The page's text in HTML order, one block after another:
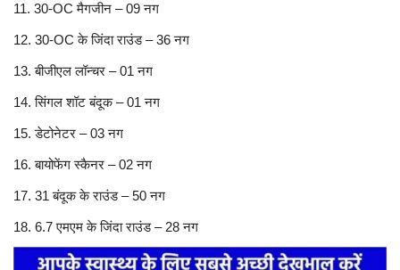
11. 30-OC मैगजीन – 09 नग
12. 30-OC के जिंदा राउंड – 36 नग
13. बीजीएल लॉन्चर – 01 नग
14. सिंगल शॉट बंदूक – 01 नग
15. डेटोनेटर – 03 नग
16. बायोफेंग स्कैनर – 02 नग
17. 31 बंदूक के राउंड – 50 नग
18. 6.7 एमएम के जिंदा राउंड – 28 नग